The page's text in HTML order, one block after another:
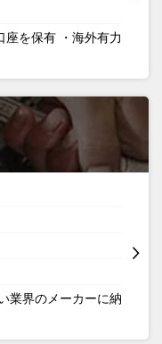
座を保有 ・海外有力
業界のメーカーに納